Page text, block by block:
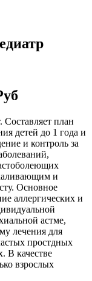
план
детей до 1 года и
и контроль за
и
Основное
аллергических и
астме,
лечения для
простдных
В качестве
взрослых